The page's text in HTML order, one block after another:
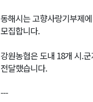
동해시는 고향사랑기부제
모집합니다.
강원농협은 도내 18개 시.
전달했습니다.
---